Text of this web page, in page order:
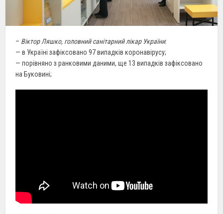
– Віктор Ляшко, головний санітарний лікар України:
— в Україні зафіксовано 97 випадків коронавірусу;
— порівняно з ранковими даними, ще 13 випадків зафіксовано
на Буковині;